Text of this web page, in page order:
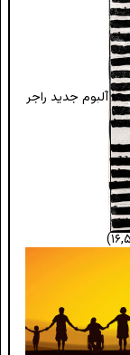
آلبوم جدید راجر